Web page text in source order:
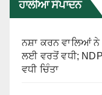
ਹਾਲੀਆ ਸੰਪਾਦਨ
ਨਸ਼ਾ ਕਰਨ ਵਾਲਿਆਂ
ਲਈ ਵਰਤੋਂ ਵਧੀ;
ਵਧੀ ਚਿੰਤਾ